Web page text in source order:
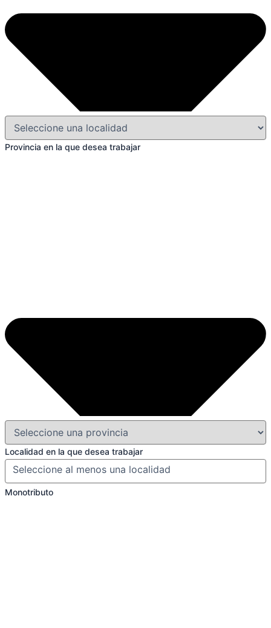
Provincia en la que desea trabajar
Localidad en la que desea trabajar
Monotributo